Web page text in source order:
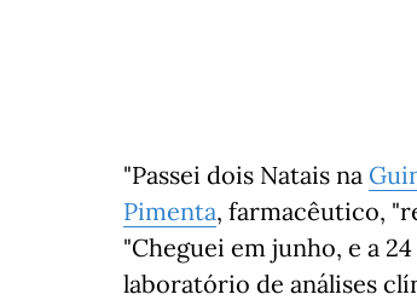
"Passei dois Natais na
Pimenta, farmacêutico,
"Cheguei em junho, e a
laboratório de análises